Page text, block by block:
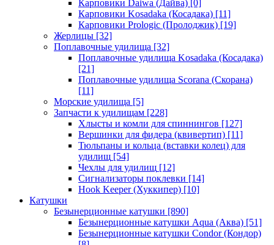
Карповики Daiwa (Дайва) [0]
Карповики Kosadaka (Косадака) [11]
Карповики Prologic (Пролоджик) [19]
Жерлицы [32]
Поплавочные удилища [32]
Поплавочные удилища Kosadaka (Косадака)
[21]
Поплавочные удилища Scorana (Скорана)
[11]
Морские удилища [5]
Запчасти к удилищам [228]
Хлысты и комли для спиннингов [127]
Вершинки для фидера (квивертип) [11]
Тюльпаны и кольца (вставки колец) для
удилищ [54]
Чехлы для удилищ [12]
Сигнализаторы поклевки [14]
Hook Keeper (Хуккипер) [10]
Катушки
Безынерционные катушки [890]
Безынерционные катушки Aqua (Аква) [51]
Безынерционные катушки Condor (Кондор)